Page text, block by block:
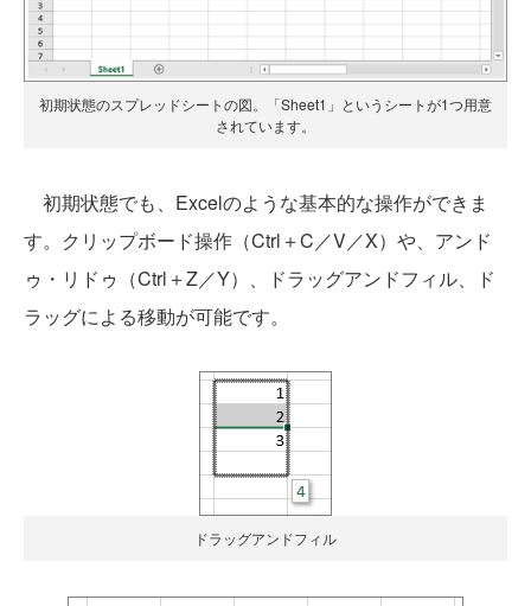
初期状態のスプレッドシートの図。「Sheet1」というシートが1つ用意
されています。
初期状態でも、Excelのような基本的な操作ができま
す。クリップボード操作（Ctrl＋C／V／X）や、アンド
ゥ・リドゥ（Ctrl＋Z／Y）、ドラッグアンドフィル、ド
ラッグによる移動が可能です。
ドラッグアンドフィル